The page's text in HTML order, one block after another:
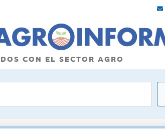
CON EL SECTOR AGRO